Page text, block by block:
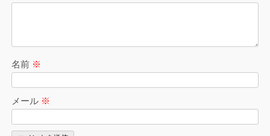
名前 ※
メール ※